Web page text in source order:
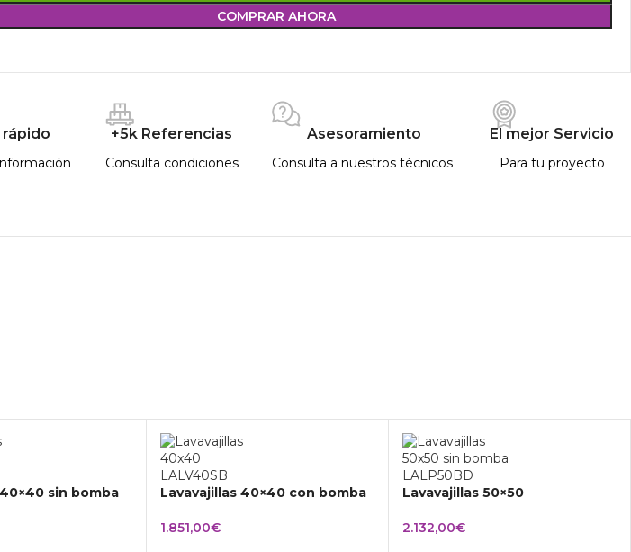
COMPRAR AHORA
rápido +5k Referencias
Consulta condiciones
Asesoramiento
Consulta a nuestros técnicos
El mejor Servicio
Para tu proyecto
sin bomba Lavavajillas 40×40 con bomba
1.851,00€
Lavavajillas 50×50
2.132,00€